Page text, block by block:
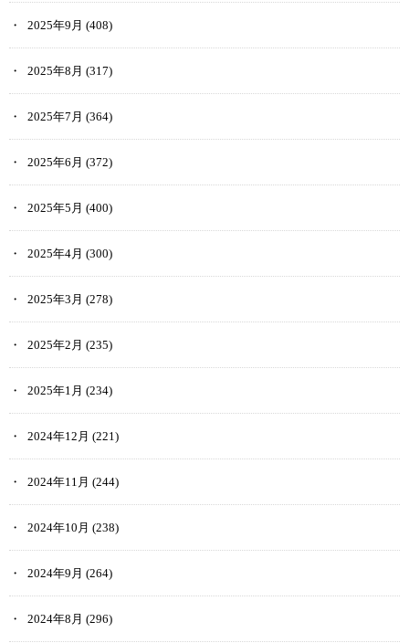
2025年9月 (408)
2025年8月 (317)
2025年7月 (364)
2025年6月 (372)
2025年5月 (400)
2025年4月 (300)
2025年3月 (278)
2025年2月 (235)
2025年1月 (234)
2024年12月 (221)
2024年11月 (244)
2024年10月 (238)
2024年9月 (264)
2024年8月 (296)